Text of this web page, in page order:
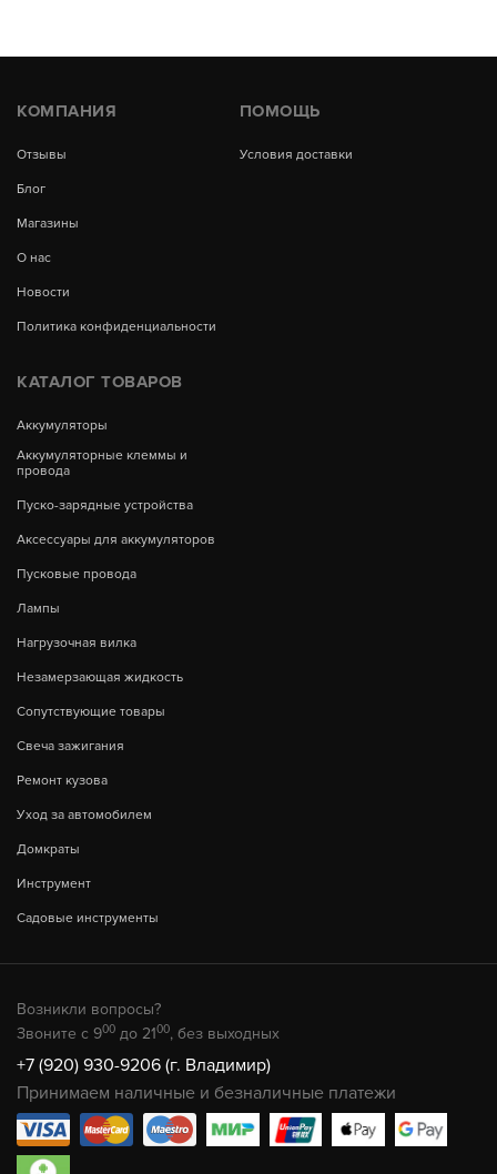
КОМПАНИЯ
Отзывы
Блог
Магазины
О нас
Новости
Политика конфиденциальности
ПОМОЩЬ
Условия доставки
КАТАЛОГ ТОВАРОВ
Аккумуляторы
Аккумуляторные клеммы и
провода
Пуско-зарядные устройства
Аксессуары для аккумуляторов
Пусковые провода
Лампы
Нагрузочная вилка
Незамерзающая жидкость
Сопутствующие товары
Свеча зажигания
Ремонт кузова
Уход за автомобилем
Домкраты
Инструмент
Садовые инструменты
Возникли вопросы?
Звоните с 900 до 2100, без выходных
+7 (920) 930-9206 (г. Владимир)
Принимаем наличные и безналичные платежи